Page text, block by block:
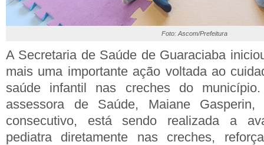
Foto: Ascom/Prefeitura
A Secretaria de Saúde de Guaraciaba
mais uma importante ação voltada ao
saúde infantil nas creches do
assessora de Saúde, Maiane Gasperin,
consecutivo, está sendo realizada a
pediatra diretamente nas creches,